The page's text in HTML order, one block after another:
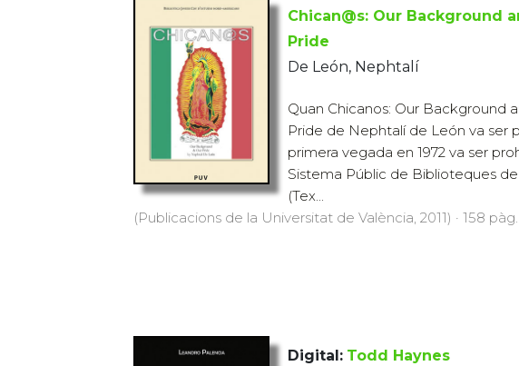
Chican@s: Our Background
Pride
De León, Nephtalí
Quan Chicanos: Our Background
Pride de Nephtalí de León va ser
primera vegada en 1972 va ser
Sistema Públic de Biblioteques
(Tex...
(Publicacions de la Universitat de València, 2011) · 158 pàg.
Digital: Todd Haynes